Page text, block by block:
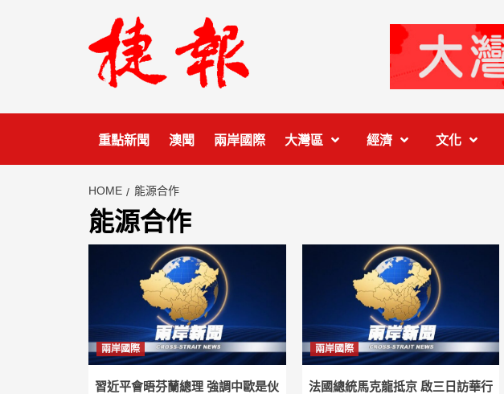
重點新聞 澳聞 兩岸國際 大灣區 經濟 文化
HOME 能源合作
能源合作
兩岸國際
習近平會晤芬蘭總理 強調中歐是伙
兩岸國際
法國總統馬克龍抵京 啟三日訪華行